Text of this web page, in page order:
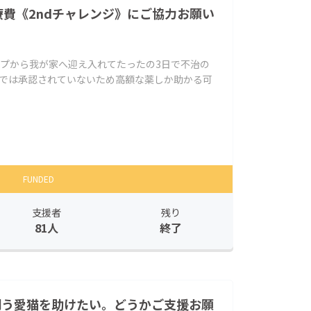
《2ndチャレンジ》にご協力お願い
から我が家へ迎え入れてたったの3日で不治の
は承認されていないため高額な薬しか助かる可
FUNDED
支援者
81人
残り
終了
愛猫を助けたい。どうかご支援お願